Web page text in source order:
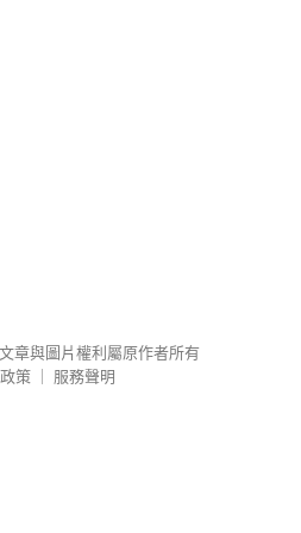
文章與圖片權利屬原作者所有
策
服務聲明